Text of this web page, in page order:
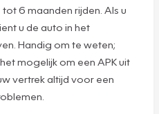
6 maanden rijden. Als u
u de auto in het
Handig om te weten;
mogelijk om een APK uit
vertrek altijd voor een